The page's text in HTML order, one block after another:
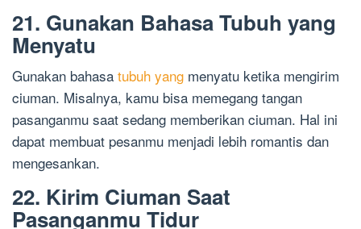
21. Gunakan Bahasa Tubuh yang
Menyatu
Gunakan bahasa tubuh yang menyatu ketika mengirim
ciuman. Misalnya, kamu bisa memegang tangan
pasanganmu saat sedang memberikan ciuman. Hal ini
dapat membuat pesanmu menjadi lebih romantis dan
mengesankan.
22. Kirim Ciuman Saat
Pasanganmu Tidur